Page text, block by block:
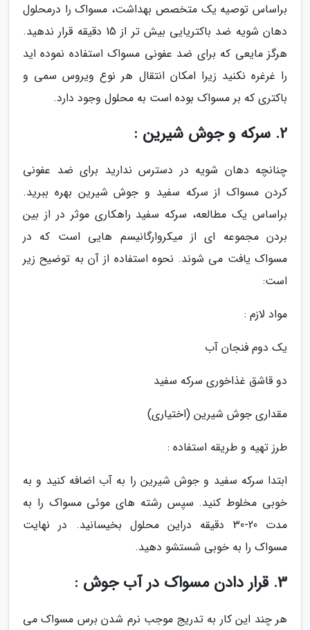
براساس توصیه یک متخصص بهداشت، مسواک را درمحلول
دهان شویه ضد باکتریایی بیش تر از 15 دقیقه قرار ندهید.
هرگز مایعی که برای ضد عفونی مسواک استفاده نموده اید
را غرغره نکنید زیرا امکان انتقال هر نوع ویروس سمی و
باکتری که بر مسواک بوده است به محلول وجود دارد.
2. سرکه و جوش شیرین :
چنانچه دهان شویه در دسترس ندارید برای ضد عفونی
کردن مسواک از سرکه سفید و جوش شیرین بهره ببرید.
براساس یک مطالعه، سرکه سفید راهکاری موثر در از بین
بردن مجموعه ای از میکروارگانیسم هایی است که در
مسواک یافت می شوند. نحوه استفاده از آن به توضیح زیر
است:
مواد لازم :
یک دوم فنجان آب
دو قاشق غذاخوری سرکه سفید
مقداری جوش شیرین (اختیاری)
طرز تهیه و طریقه استفاده :
ابتدا سرکه سفید و جوش شیرین را به آب اضافه کنید و به
خوبی مخلوط کنید. سپس رشته های موئی مسواک را به
مدت 20-30 دقیقه دراین محلول بخیسانید. در نهایت
مسواک را به خوبی شستشو دهید.
3. قرار دادن مسواک در آب جوش :
هر چند این کار به تدریج موجب نرم شدن برس مسواک می